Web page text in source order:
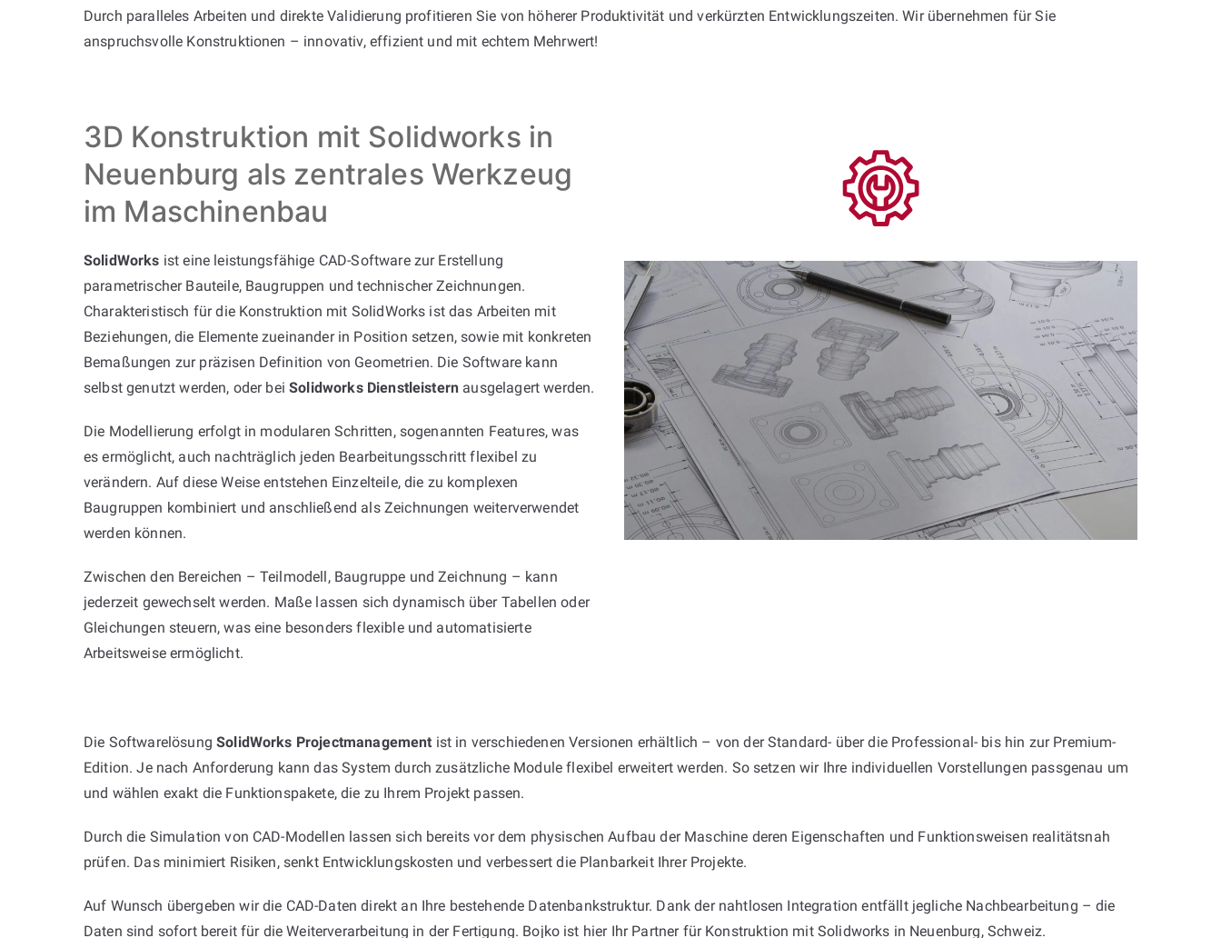
Durch paralleles Arbeiten und direkte Validierung profitieren Sie von höherer Produktivität und verkürzten Entwicklungszeiten. Wir übernehmen für Sie
anspruchsvolle Konstruktionen – innovativ, effizient und mit echtem Mehrwert!
3D Konstruktion mit Solidworks in
Neuenburg als zentrales Werkzeug
im Maschinenbau
SolidWorks ist eine leistungsfähige CAD-Software zur Erstellung
parametrischer Bauteile, Baugruppen und technischer Zeichnungen.
Charakteristisch für die Konstruktion mit SolidWorks ist das Arbeiten mit
Beziehungen, die Elemente zueinander in Position setzen, sowie mit konkreten
Bemaßungen zur präzisen Definition von Geometrien. Die Software kann
selbst genutzt werden, oder beiSolidworks Dienstleistern ausgelagert werden.
Die Modellierung erfolgt in modularen Schritten, sogenannten Features, was
es ermöglicht, auch nachträglich jeden Bearbeitungsschritt flexibel zu
verändern. Auf diese Weise entstehen Einzelteile, die zu komplexen
Baugruppen kombiniert und anschließend als Zeichnungen weiterverwendet
werden können.
Zwischen den Bereichen – Teilmodell, Baugruppe und Zeichnung – kann
jederzeit gewechselt werden. Maße lassen sich dynamisch über Tabellen oder
Gleichungen steuern, was eine besonders flexible und automatisierte
Arbeitsweise ermöglicht.
Die SoftwarelösungSolidWorks Projectmanagement ist in verschiedenen Versionen erhältlich – von der Standard- über die Professional- bis hin zur Premium-
Edition. Je nach Anforderung kann das System durch zusätzliche Module flexibel erweitert werden. So setzen wir Ihre individuellen Vorstellungen passgenau um
und wählen exakt die Funktionspakete, die zu Ihrem Projekt passen.
Durch die Simulation von CAD-Modellen lassen sich bereits vor dem physischen Aufbau der Maschine deren Eigenschaften und Funktionsweisen realitätsnah
prüfen. Das minimiert Risiken, senkt Entwicklungskosten und verbessert die Planbarkeit Ihrer Projekte.
Auf Wunsch übergeben wir die CAD-Daten direkt an Ihre bestehende Datenbankstruktur. Dank der nahtlosen Integration entfällt jegliche Nachbearbeitung – die
Daten sind sofort bereit für die Weiterverarbeitung in der Fertigung. Bojko ist hier Ihr Partner für Konstruktion mit Solidworks in Neuenburg, Schweiz.